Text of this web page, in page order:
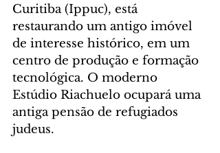
Curitiba (Ippuc), está
restaurando um antigo imóvel
de interesse histórico, em um
centro de produção e formação
tecnológica. O moderno
Estúdio Riachuelo ocupará uma
antiga pensão de refugiados
judeus.